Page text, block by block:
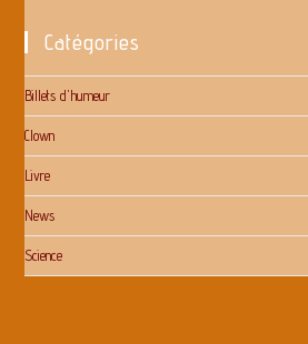
Catégories
Billets d'humeur
Clown
Livre
News
Science